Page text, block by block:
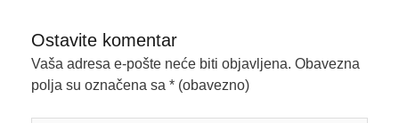
Ostavite komentar
Vaša adresa e-pošte neće biti objavljena. Obavezna
polja su označena sa * (obavezno)